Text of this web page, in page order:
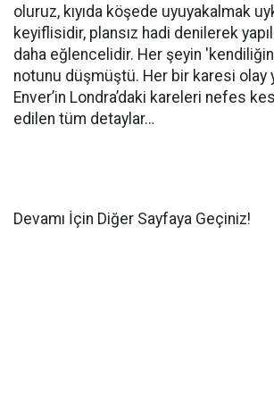
oluruz, kıyıda köşede uyuyakalmak
keyiflisidir, plansız hadi denilerek
daha eğlencelidir. Her şeyin
notunu düşmüştü. Her bir karesi olay
Enver’in Londra’daki kareleri nefes
edilen tüm detaylar…
Devamı İçin Diğer Sayfaya Geçiniz!